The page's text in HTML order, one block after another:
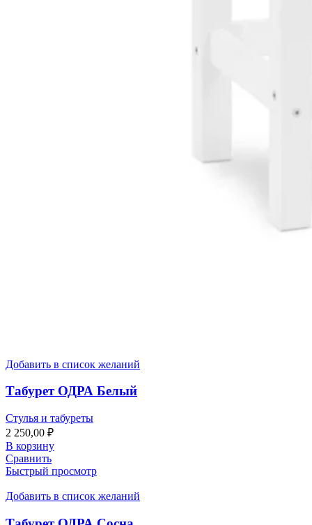
Добавить в список желаний
Табурет ОДРА Белый
Стулья и табуреты
2 250,00 ₽
В корзину
Сравнить
Быстрый просмотр
Добавить в список желаний